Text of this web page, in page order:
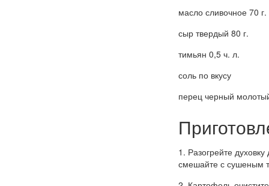
масло сливочное 70 г.
сыр твердый 80 г.
тимьян 0,5 ч. л.
соль по вкусу
перец черный
1. Разогрейте
смешайте с сушеным